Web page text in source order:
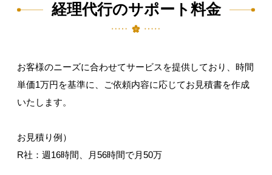
経理代行のサポート料金​
お客様のニーズに合わせてサービスを提供しており、時間
単価1万円を基準に、ご依頼内容に応じてお見積書を作成
いたします。​
お見積り例）
R社：週16時間、月56時間で月50万​​​